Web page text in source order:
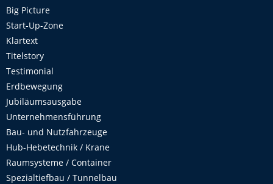
Big Picture
Start-Up-Zone
Klartext
Titelstory
Testimonial
Erdbewegung
Jubiläumsausgabe
Unternehmensführung
Bau- und Nutzfahrzeuge
Hub-Hebetechnik / Krane
Raumsysteme / Container
Spezialtiefbau / Tunnelbau